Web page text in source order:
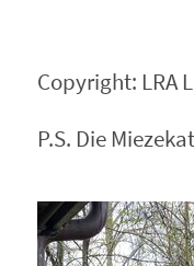
Copyright: LRA
P.S. Die